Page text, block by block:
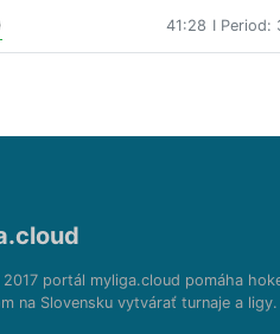
41:28 I Period:
portál myliga.cloud pomáha
na Slovensku vytvárať turnaje a ligy.